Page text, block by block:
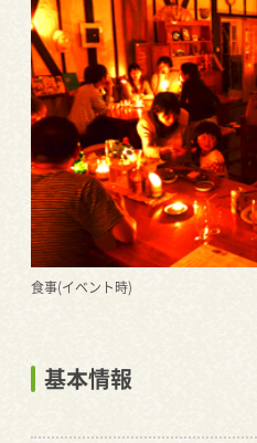
食事(イベント時)
基本情報